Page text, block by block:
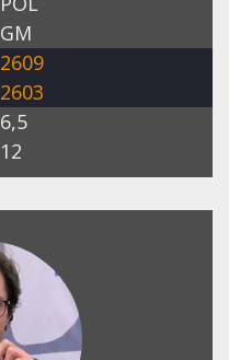
GM
2609
2603
6,5
12